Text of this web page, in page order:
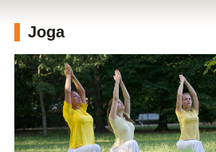
Joga